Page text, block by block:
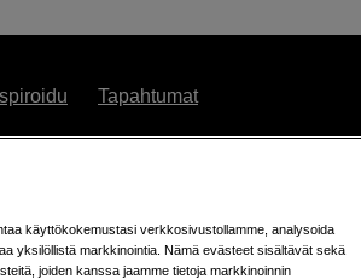
Tapahtumat
käyttökokemustasi verkkosivustollamme, analysoida
yksilöllistä markkinointia. Nämä evästeet sisältävät sekä
joiden kanssa jaamme tietoja markkinoinnin